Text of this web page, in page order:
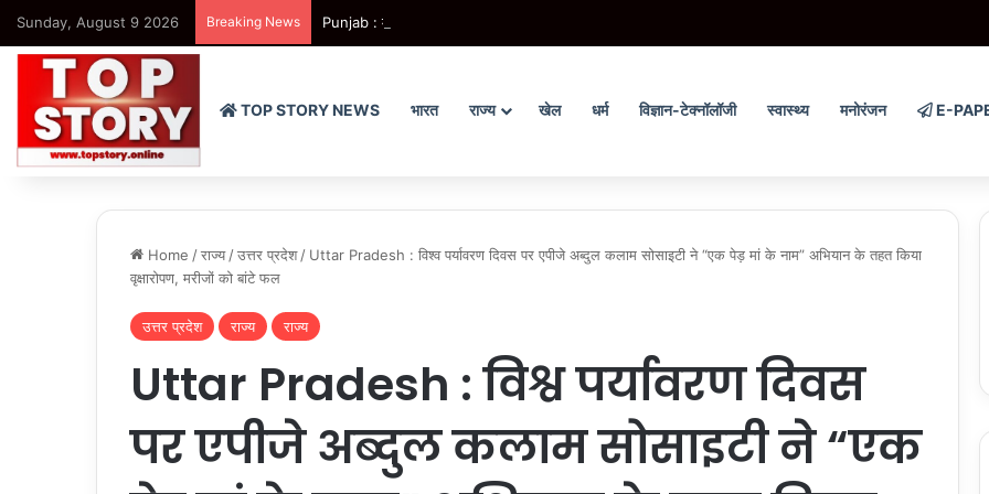
Sunday, August 9 2026 Breaking News Punjab : मोहाली से ‘हमारे राम’ नाट्य मंचन का आगाज, पंजाब में 41 शो कराएगी भगवंत मान सरकार
TOP STORY NEWS भारत राज्य खेल धर्म विज्ञान-टेक्नॉलॉजी स्वास्थ्य मनोरंजन E-
Home /राज्य /उत्तर प्रदेश / Uttar Pradesh : विश्व पर्यावरण दिवस पर एपीजे अब्दुल कलाम सोसाइटी ने “एक पेड़ मां के नाम” अभियान के तहत किया
वृक्षारोपण, मरीजों को बांटे फल
उत्तर प्रदेश राज्य राज्य
Uttar Pradesh : विश्व पर्यावरण दिवस
पर एपीजे अब्दुल कलाम सोसाइटी ने “एक